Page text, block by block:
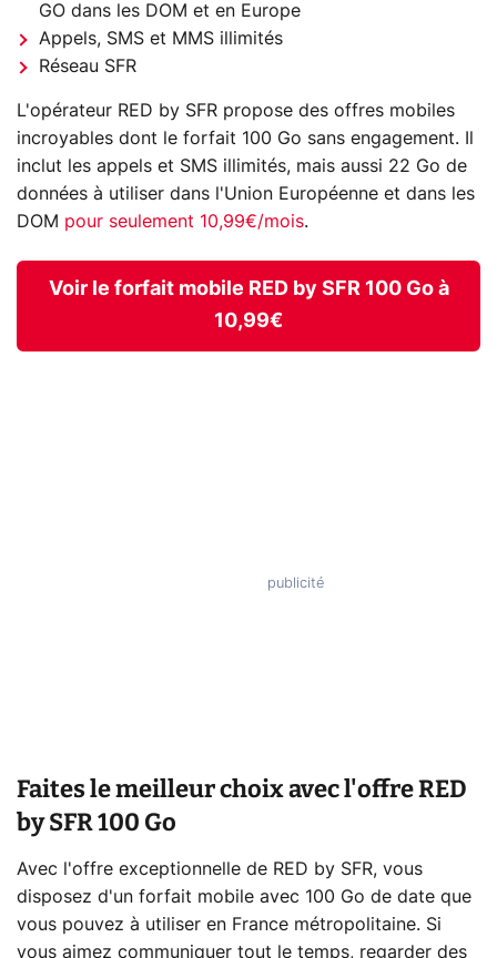
GO dans les DOM et en Europe
Appels, SMS et MMS illimités
Réseau SFR
L'opérateur RED by SFR propose des offres mobiles
incroyables dont le forfait 100 Go sans engagement. Il
inclut les appels et SMS illimités, mais aussi 22 Go de
données à utiliser dans l'Union Européenne et dans les
DOM pour seulement 10,99€/mois.
Voir le forfait mobile RED by SFR 100 Go à
10,99€
Faites le meilleur choix avec l'offre RED
by SFR 100 Go
Avec l'offre exceptionnelle de RED by SFR, vous
disposez d'un forfait mobile avec 100 Go de date que
vous pouvez à utiliser en France métropolitaine. Si
vous aimez communiquer tout le temps, regarder des